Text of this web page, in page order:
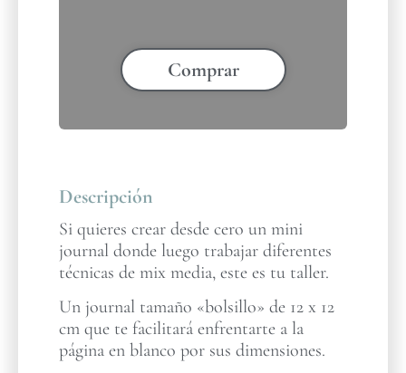
Comprar
Descripción
Si quieres crear desde cero un mini
journal donde luego trabajar diferentes
técnicas de mix media, este es tu taller.
Un journal tamaño «bolsillo» de 12 x 12
cm que te facilitará enfrentarte a la
página en blanco por sus dimensiones.